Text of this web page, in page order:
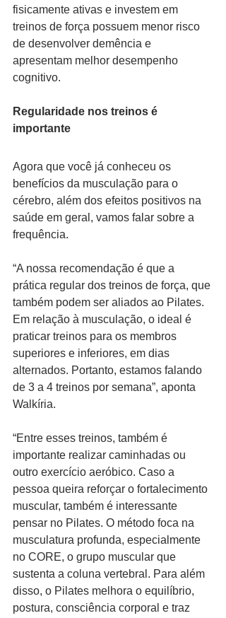
fisicamente ativas e investem em
treinos de força possuem menor risco
de desenvolver demência e
apresentam melhor desempenho
cognitivo.
Regularidade nos treinos é
importante
Agora que você já conheceu os
benefícios da musculação para o
cérebro, além dos efeitos positivos na
saúde em geral, vamos falar sobre a
frequência.
“A nossa recomendação é que a
prática regular dos treinos de força, que
também podem ser aliados ao Pilates.
Em relação à musculação, o ideal é
praticar treinos para os membros
superiores e inferiores, em dias
alternados. Portanto, estamos falando
de 3 a 4 treinos por semana”, aponta
Walkíria.
“Entre esses treinos, também é
importante realizar caminhadas ou
outro exercício aeróbico. Caso a
pessoa queira reforçar o fortalecimento
muscular, também é interessante
pensar no Pilates. O método foca na
musculatura profunda, especialmente
no CORE, o grupo muscular que
sustenta a coluna vertebral. Para além
disso, o Pilates melhora o equilíbrio,
postura, consciência corporal e traz